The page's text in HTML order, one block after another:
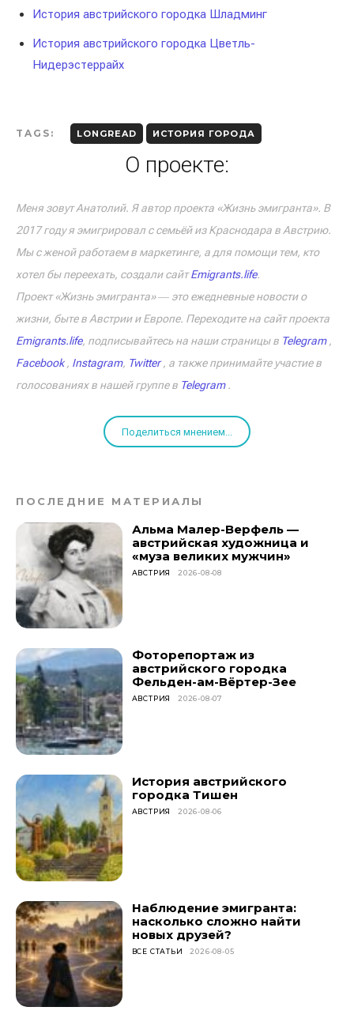
История австрийского городка Шладминг
История австрийского городка Цветль-
Нидерэстеррайх
TAGS: LONGREAD ИСТОРИЯ ГОРОДА
О проекте:
Меня зовут Анатолий. Я автор проекта «Жизнь эмигранта». В
2017 году я эмигрировал с семьёй из Краснодара в Австрию.
Мы с женой работаем в маркетинге, а для помощи тем, кто
хотел бы переехать, создали сайтEmigrants.life.
Проект «Жизнь эмигранта» ― это ежедневные новости о
жизни, быте в Австрии и Европе. Переходите на сайт проекта
Emigrants.life, подписывайтесь на наши страницы в Telegram,
Facebook, Instagram, Twitter, а также принимайте участие в
голосованиях в нашей группе в Telegram.
Поделиться мнением...
ПОСЛЕДНИЕ МАТЕРИАЛЫ
Альма Малер-Верфель —
австрийская художница и
«муза великих мужчин»
АВСТРИЯ 2026-08-08
Фоторепортаж из
австрийского городка
Фельден-ам-Вёртер-Зее
АВСТРИЯ 2026-08-07
История австрийского
городка Тишен
АВСТРИЯ 2026-08-06
Наблюдение эмигранта:
насколько сложно найти
новых друзей?
ВСЕ СТАТЬИ 2026-08-05